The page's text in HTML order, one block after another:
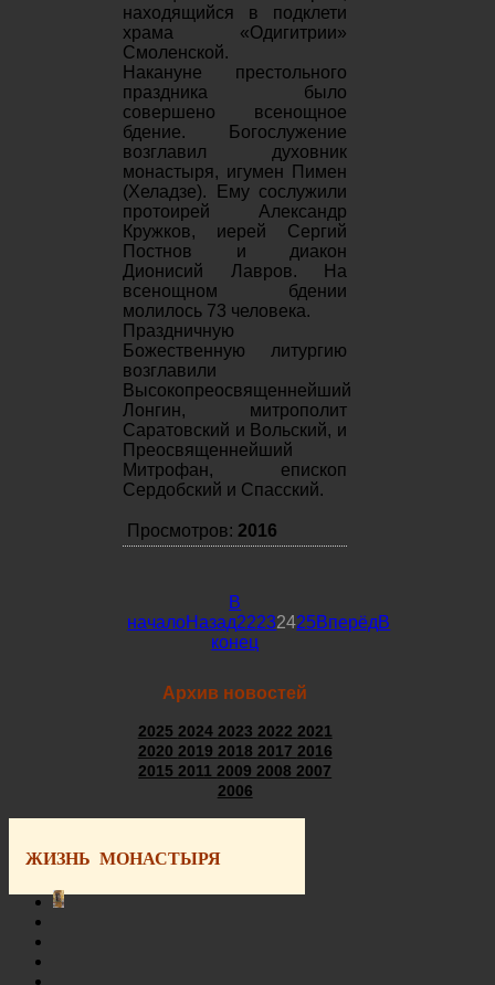
находящийся в подклети
храма «Одигитрии»
Смоленской.
Накануне престольного
праздника было
совершено всенощное
бдение. Богослужение
возглавил духовник
монастыря, игумен Пимен
(Хеладзе). Ему сослужили
протоирей Александр
Кружков, иерей Сергий
Постнов и диакон
Дионисий Лавров. На
всенощном бдении
молилось 73 человека.
Праздничную
Божественную литургию
возглавили
Высокопреосвященнейший
Лонгин, митрополит
Саратовский и Вольский, и
Преосвященнейший
Митрофан, епископ
Сердобский и Спасский.
Просмотров: 2016
В
началоНазад22232425ВперёдВ
конец
Архив новостей
2025 2024 2023 2022 2021
2020 2019 2018 2017 2016
20152011200920082007
2006
ЖИЗНЬ МОНАСТЫРЯ